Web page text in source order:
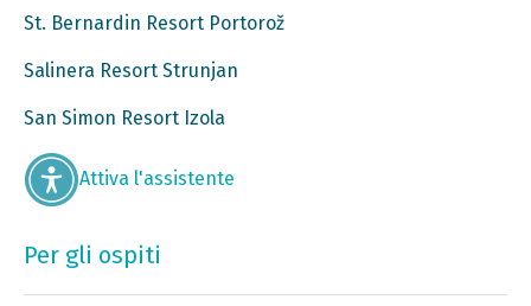
St. Bernardin Resort Portorož
Salinera Resort Strunjan
San Simon Resort Izola
Attiva l'assistente
Per gli ospiti